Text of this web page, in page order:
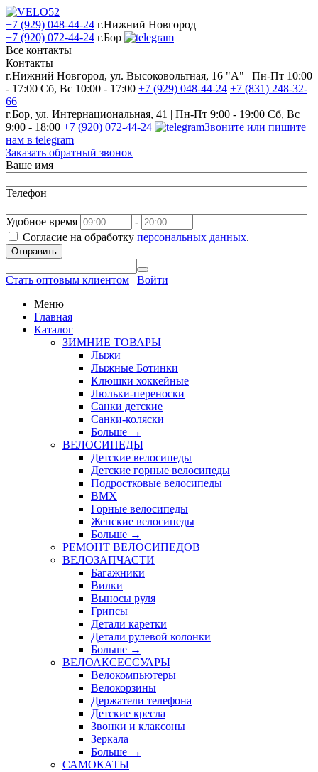
+7 (929) 048-44-24 г.Нижний Новгород
+7 (920) 072-44-24 г.Бор
Все контакты
Контакты
г.Нижний Новгород, ул. Высоковольтная, 16 "А" | Пн-Пт 10:00
- 17:00 Сб, Вс 10:00 - 17:00 +7 (929) 048-44-24 +7 (831) 248-32-
66
г.Бор, ул. Интернациональная, 41 | Пн-Пт 9:00 - 19:00 Сб, Вс
9:00 - 18:00 +7 (920) 072-44-24
Звоните или пишите
нам в telegram
Заказать обратный звонок
Ваше имя
Телефон
Удобное время
-
Согласие на обработку персональных данных.
Отправить
Стать оптовым клиентом | Войти
Меню
Главная
Каталог
ЗИМНИЕ ТОВАРЫ
Лыжи
Лыжные Ботинки
Клюшки хоккейные
Люльки-переноски
Санки детские
Санки-коляски
Больше →
ВЕЛОСИПЕДЫ
Детские велосипеды
Детские горные велосипеды
Подростковые велосипеды
BMX
Горные велосипеды
Женские велосипеды
Больше →
РЕМОНТ ВЕЛОСИПЕДОВ
ВЕЛОЗАПЧАСТИ
Багажники
Вилки
Выносы руля
Грипсы
Детали каретки
Детали рулевой колонки
Больше →
ВЕЛОАКСЕССУАРЫ
Велокомпьютеры
Велокорзины
Держатели телефона
Детские кресла
Звонки и клаксоны
Зеркала
Больше →
САМОКАТЫ